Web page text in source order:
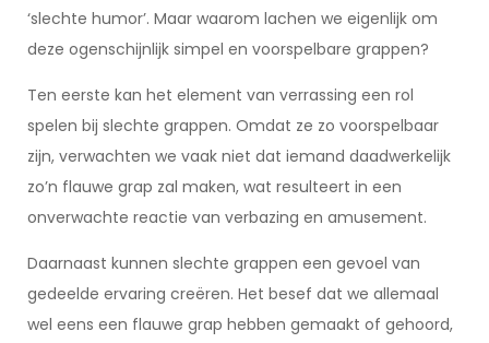
‘slechte humor’. Maar waarom lachen we eigenlijk om
deze ogenschijnlijk simpel en voorspelbare grappen?
Ten eerste kan het element van verrassing een rol
spelen bij slechte grappen. Omdat ze zo voorspelbaar
zijn, verwachten we vaak niet dat iemand daadwerkelijk
zo’n flauwe grap zal maken, wat resulteert in een
onverwachte reactie van verbazing en amusement.
Daarnaast kunnen slechte grappen een gevoel van
gedeelde ervaring creëren. Het besef dat we allemaal
wel eens een flauwe grap hebben gemaakt of gehoord,